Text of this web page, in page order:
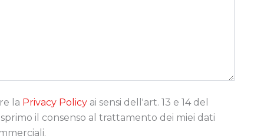
la Privacy Policyai sensi dell'art. 13 e 14 del
il consenso al trattamento dei miei dati